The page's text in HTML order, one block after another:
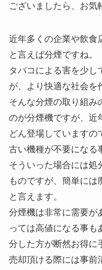
ございましたら、お気
近年多くの企業や飲食
と言えば分煙ですね。
タバコによる害を少し
が、より快適な社会を
そんな分煙の取り組み
のが分煙機ですが、近
どん登場していますの
古い機種が不要になる
そういった場合には処
ものですが、簡単には
と言えます。
分煙機は非常に需要が
っては高値になる事も
分した方が断然お得に
売却頂ける際には事前